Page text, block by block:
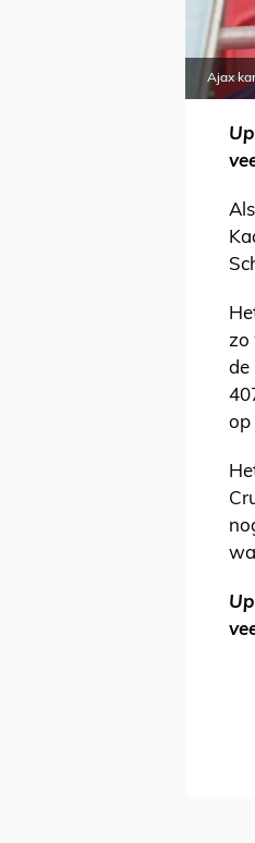
Ajax
zo
de
op